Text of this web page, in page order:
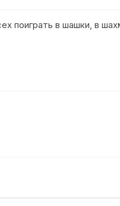
поиграть в шашки, в